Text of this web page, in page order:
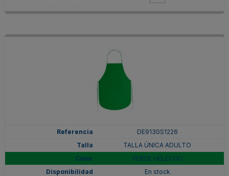
DE9130S1226
TALLA ÚNICA ADULTO
VERDE HELECHO
En stock